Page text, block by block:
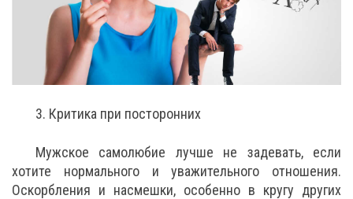
3. Критика при посторонних
Мужское самолюбие лучше не задевать, если
хотите нормального и уважительного отношения.
Оскорбления и насмешки, особенно в кругу других